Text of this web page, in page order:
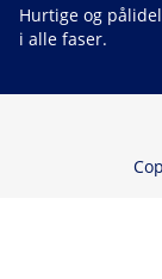
Hurtige og
i alle faser.